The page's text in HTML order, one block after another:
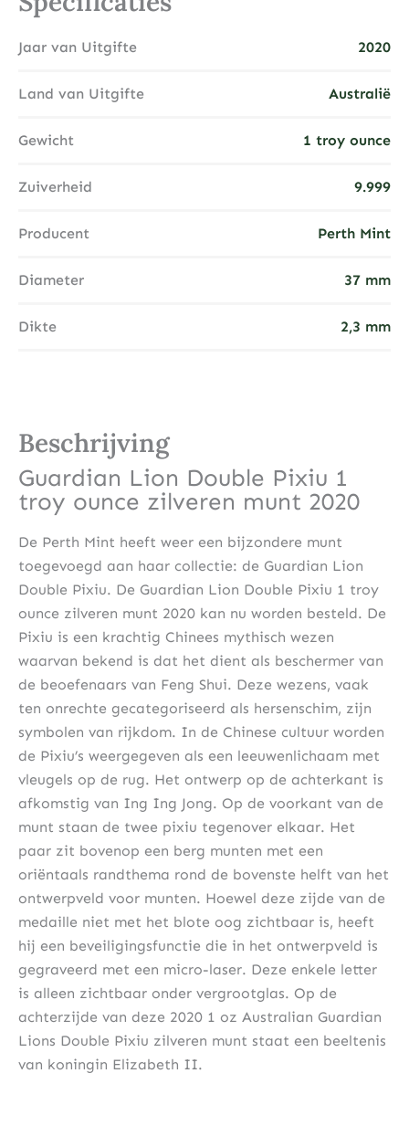
Jaar van Uitgifte 2020
Land van Uitgifte Australië
Gewicht 1 troy ounce
Zuiverheid 9.999
Producent Perth Mint
Diameter 37 mm
Dikte 2,3 mm
Beschrijving
Guardian Lion Double Pixiu 1
troy ounce zilveren munt 2020
De Perth Mint heeft weer een bijzondere munt
toegevoegd aan haar collectie: de Guardian Lion
Double Pixiu. De Guardian Lion Double Pixiu 1 troy
ounce zilveren munt 2020 kan nu worden besteld. De
Pixiu is een krachtig Chinees mythisch wezen
waarvan bekend is dat het dient als beschermer van
de beoefenaars van Feng Shui. Deze wezens, vaak
ten onrechte gecategoriseerd als hersenschim, zijn
symbolen van rijkdom. In de Chinese cultuur worden
de Pixiu’s weergegeven als een leeuwenlichaam met
vleugels op de rug. Het ontwerp op de achterkant is
afkomstig van Ing Ing Jong. Op de voorkant van de
munt staan ​​de twee pixiu tegenover elkaar. Het
paar zit bovenop een berg munten met een
oriëntaals randthema rond de bovenste helft van het
ontwerpveld voor munten. Hoewel deze zijde van de
medaille niet met het blote oog zichtbaar is, heeft
hij een beveiligingsfunctie die in het ontwerpveld is
gegraveerd met een micro-laser. Deze enkele letter
is alleen zichtbaar onder vergrootglas. Op de
achterzijde van deze 2020 1 oz Australian Guardian
Lions Double Pixiu zilveren munt staat een beeltenis
van koningin Elizabeth II.